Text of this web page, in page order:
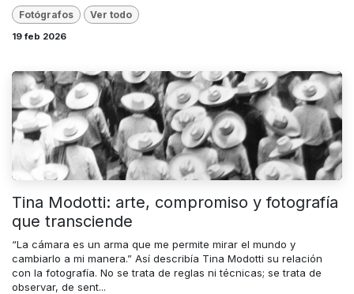
Fotógrafos Ver todo
19 feb 2026
Tina Modotti: arte, compromiso y fotografía
que transciende
“La cámara es un arma que me permite mirar el mundo y
cambiarlo a mi manera.” Así describía Tina Modotti su relación
con la fotografía. No se trata de reglas ni técnicas; se trata de
observar, de sent...